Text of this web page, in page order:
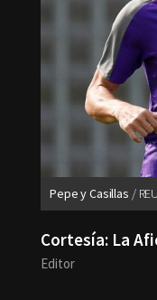
Pepe y Casillas
Cortesía: La
Editor